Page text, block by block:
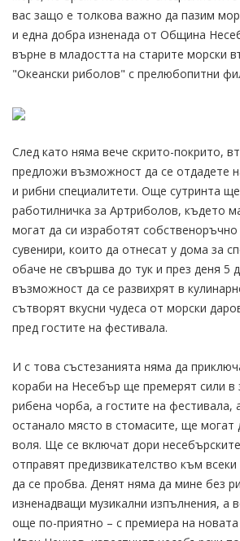
вас защо е толкова важно да пазим
и една добра изненада от Община
върне в младостта на старите морски
"Океански риболов" с прелюбопитни
След като няма вече скрито-покрито,
предложи възможност да се отдадете
и рибни специалитети. Още сутринта
работилничка за Артриболов, където
могат да си изработят
сувенири, които да отнесат у дома за
обаче не свършва до тук и през деня 5
възможност да се развихрят в
сътворят вкусни чудеса от морски
пред гостите на фестивала.
И с това състезанията няма да
кораби на Несебър ще премерят сили в
рибена чорба, а гостите на фестивала,
останало място в стомасите, ще могат
воля. Ще се включат дори
отправят предизвикателство към
да се пробва. Денят няма да мине без
изненадващи музикални изпълнения, а
още по-приятно – с премиера на новата